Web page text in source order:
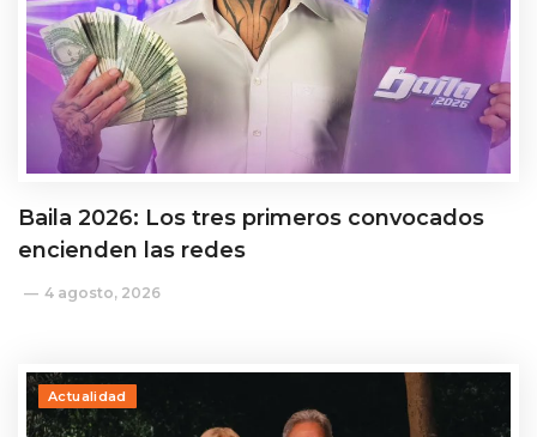
Baila 2026: Los tres primeros convocados
encienden las redes
4 agosto, 2026
Actualidad